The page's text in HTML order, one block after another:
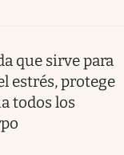
que sirve para
estrés, protege
todos los